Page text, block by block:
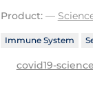
Product:—
Immune System
covid19-